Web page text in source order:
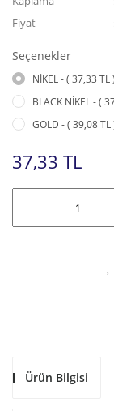
Fiyat
Seçenekler
NİKEL - ( 37,33 TL )
BLACK NİKEL - (
GOLD - ( 39,08 TL
37,33 TL
Ürün Bilgisi